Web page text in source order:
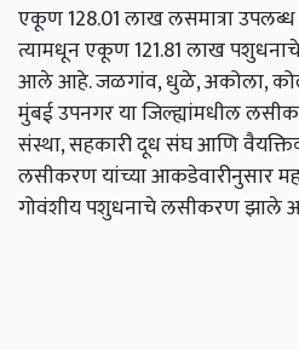
एकूण 128.01 लाख लसमात्रा
त्यामधून एकूण 121.81 लाख
आले आहे. जळगांव, धुळे, अकोला,
मुंबई उपनगर या जिल्ह्यांमधील
संस्था, सहकारी दूध संघ आणि
लसीकरण यांच्या आकडेवारीनुसार
गोवंशीय पशुधनाचे लसीकरण झाले